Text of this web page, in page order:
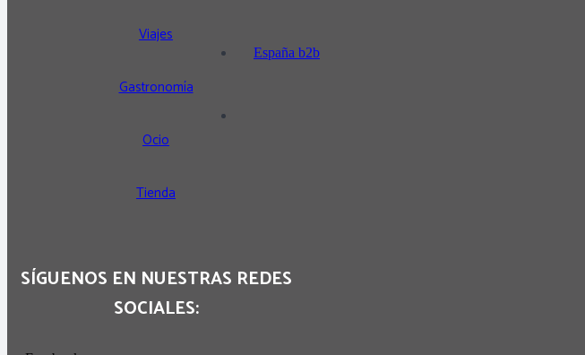
España b2b
Viajes
Gastronomía
Ocio
Tienda
SÍGUENOS EN NUESTRAS REDES
SOCIALES: